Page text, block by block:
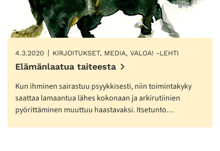
4.3.2020 KIRJOITUKSET, MEDIA, VALOA! -LEHTI
Elämänlaatua taiteesta
Kun ihminen sairastuu psyykkisesti, niin toimintakyky
saattaa lamaantua lähes kokonaan ja arkirutiinien
pyörittäminen muuttuu haastavaksi. Itsetunto…